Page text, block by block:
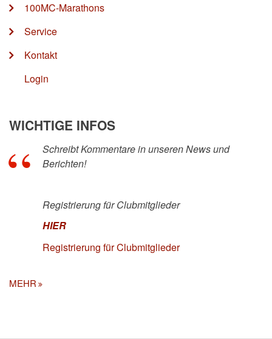
100MC-Marathons
Service
Kontakt
Login
WICHTIGE INFOS
Schreibt Kommentare in unseren News und
Berichten!
Registrierung für Clubmitglieder
HIER
Registrierung für Clubmitglieder
MEHR